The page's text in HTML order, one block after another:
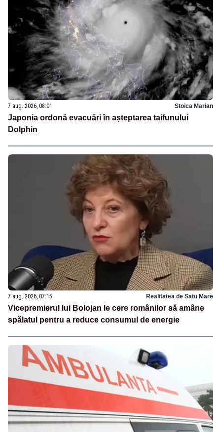
7 aug. 2026, 08:01 Stoica Marian
Japonia ordonă evacuări în așteptarea taifunului
Dolphin
7 aug. 2026, 07:15 Realitatea de Satu Mare
Vicepremierul lui Bolojan le cere românilor să amâne
spălatul pentru a reduce consumul de energie